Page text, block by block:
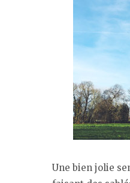
Une bien jolie